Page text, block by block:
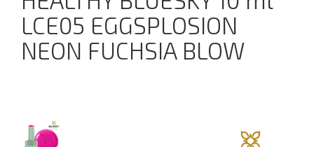
LCE05 EGGSPLOSION
NEON FUCHSIA BLOW